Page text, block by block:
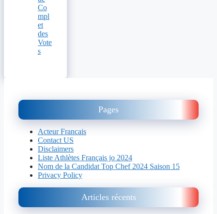
Co
mpl
et
des
Vote
s
Pages
Acteur Francais
Contact US
Disclaimers
Liste Athlètes Français jo 2024
Nom de la Candidat Top Chef 2024 Saison 15
Privacy Policy
Articles récents